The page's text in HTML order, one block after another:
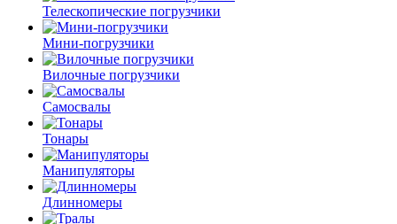
Телескопические погрузчики
Мини-погрузчики
Вилочные погрузчики
Самосвалы
Тонары
Манипуляторы
Длинномеры